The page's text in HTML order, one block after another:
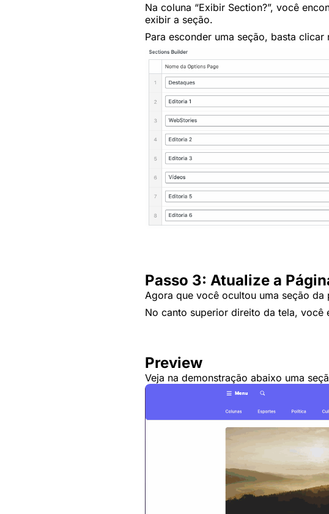
Na coluna “Exibir Section?”, você
exibir a seção.
Para esconder uma seção, basta
Passo 3: Atualize a
Agora que você ocultou uma seção
No canto superior direito da tela, você
Preview
Veja na demonstração abaixo uma